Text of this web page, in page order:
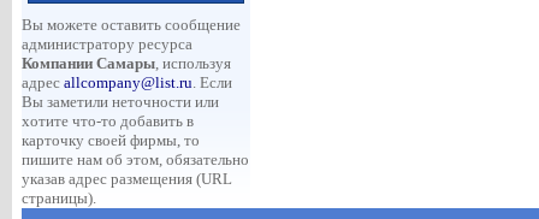
Вы можете оставить сообщение
администратору ресурса
Компании Самары, используя
адрес allcompany@list.ru. Если
Вы заметили неточности или
хотите что-то добавить в
карточку своей фирмы, то
пишите нам об этом, обязательно
указав адрес размещения (URL
страницы).